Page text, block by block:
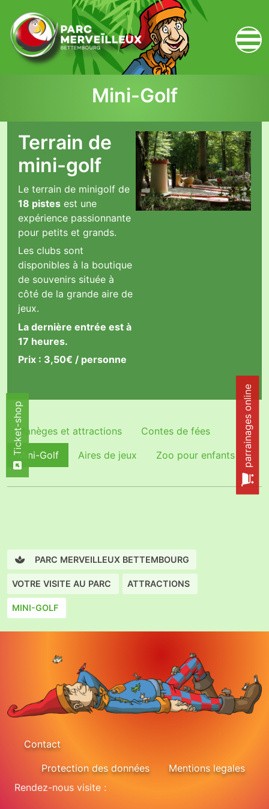
Mini-Golf
Terrain de
mini-golf
Le terrain de minigolf de
18 pistes est une
expérience passionnante
pour petits et grands.
Les clubs sont
disponibles à la boutique
de souvenirs située à
côté de la grande aire de
jeux.
La dernière entrée est à
17 heures.
Prix : 3,50€ / personne
Manèges et attractions
Contes de fées
Mini-Golf
Aires de jeux Zoo pour enfants
PARC MERVEILLEUX BETTEMBOURG
VOTRE VISITE AU PARC ATTRACTIONS
MINI-GOLF
Ticket-shop
Ticket-shop parrainages online
Contact
Protection des données
Mentions legales
Rendez-nous visite :